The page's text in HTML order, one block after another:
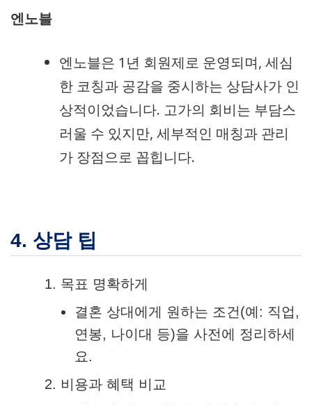
엔노블
엔노블은 1년 회원제로 운영되며, 세심
한 코칭과 공감을 중시하는 상담사가 인
상적이었습니다. 고가의 회비는 부담스
러울 수 있지만, 세부적인 매칭과 관리
가 장점으로 꼽힙니다.
4. 상담 팁
목표 명확하게
결혼 상대에게 원하는 조건(예: 직업,
연봉, 나이대 등)을 사전에 정리하세
요.
비용과 혜택 비교